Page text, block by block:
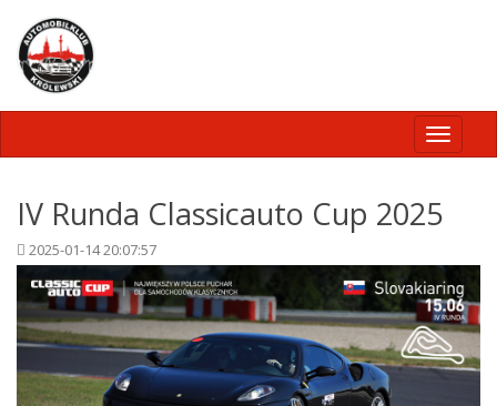
Toggle
IV Runda Classicauto Cup 2025
2025-01-14 20:07:57